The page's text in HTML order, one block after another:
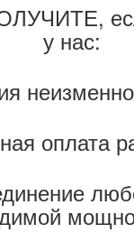
у нас:
оплата